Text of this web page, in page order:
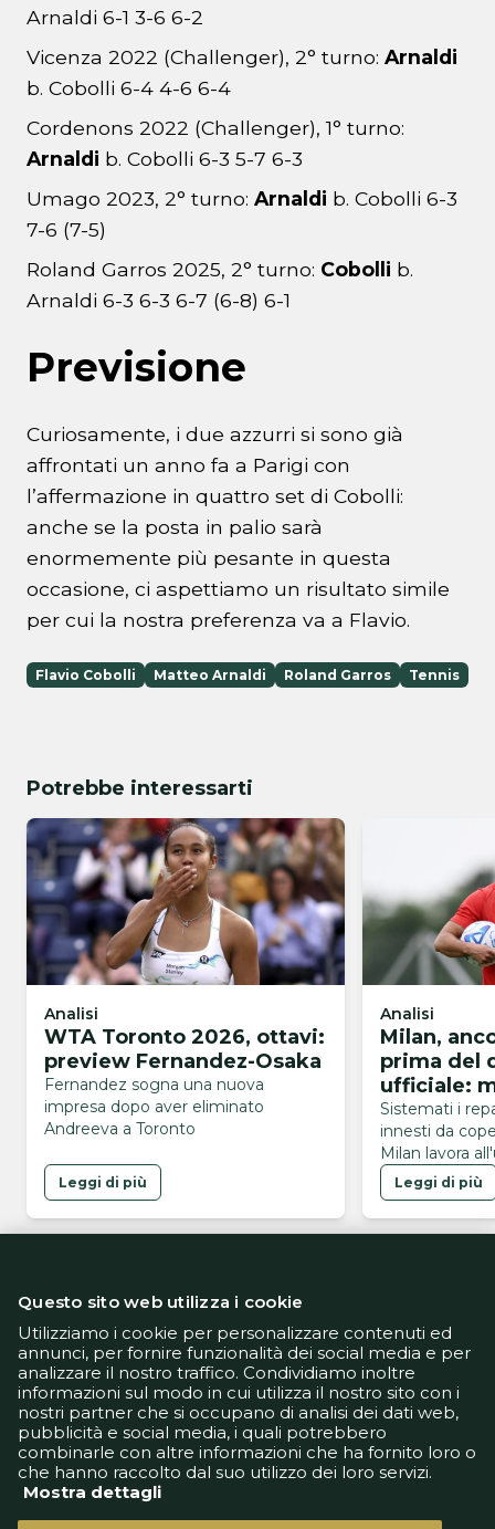
Arnaldi 6-1 3-6 6-2
Vicenza 2022 (Challenger), 2° turno: Arnaldi
b. Cobolli 6-4 4-6 6-4
Cordenons 2022 (Challenger), 1° turno:
Arnaldi b. Cobolli 6-3 5-7 6-3
Umago 2023, 2° turno: Arnaldi b. Cobolli 6-3
7-6 (7-5)
Roland Garros 2025, 2° turno: Cobolli b.
Arnaldi 6-3 6-3 6-7 (6-8) 6-1
Previsione
Curiosamente, i due azzurri si sono già
affrontati un anno fa a Parigi con
l’affermazione in quattro set di Cobolli:
anche se la posta in palio sarà
enormemente più pesante in questa
occasione, ci aspettiamo un risultato simile
per cui la nostra preferenza va a Flavio.
Flavio Cobolli Matteo Arnaldi Roland Garros Tennis
Potrebbe interessarti
Analisi
WTA Toronto 2026, ottavi:
preview Fernandez-Osaka
Fernandez sogna una nuova
impresa dopo aver eliminato
Andreeva a Toronto
Leggi di più
Analisi
Milan,
prima del
ufficiale:
esterno,
Sistemati i
innesti da
Milan lavora
mancante
Leggi di più
Informativa Privacy
Informativa Cookie
Tech App
Gestione preferenze
support@goldbetlive.it
Questo sito web utilizza i cookie
Utilizziamo i cookie per personalizzare contenuti ed
annunci, per fornire funzionalità dei social media e per
analizzare il nostro traffico. Condividiamo inoltre
informazioni sul modo in cui utilizza il nostro sito con i
nostri partner che si occupano di analisi dei dati web,
pubblicità e social media, i quali potrebbero
combinarle con altre informazioni che ha fornito loro o
che hanno raccolto dal suo utilizzo dei loro servizi.
Mostra dettagli